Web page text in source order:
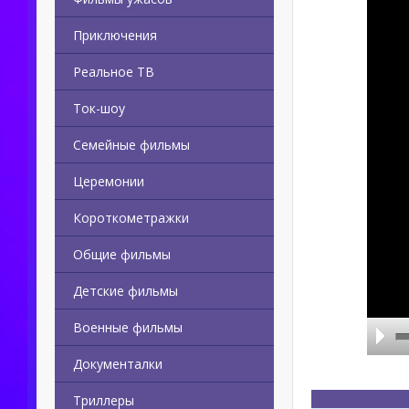
Приключения
Реальное ТВ
Ток-шоу
Семейные фильмы
Церемонии
Короткометражки
Общие фильмы
Детские фильмы
Военные фильмы
Документалки
Триллеры